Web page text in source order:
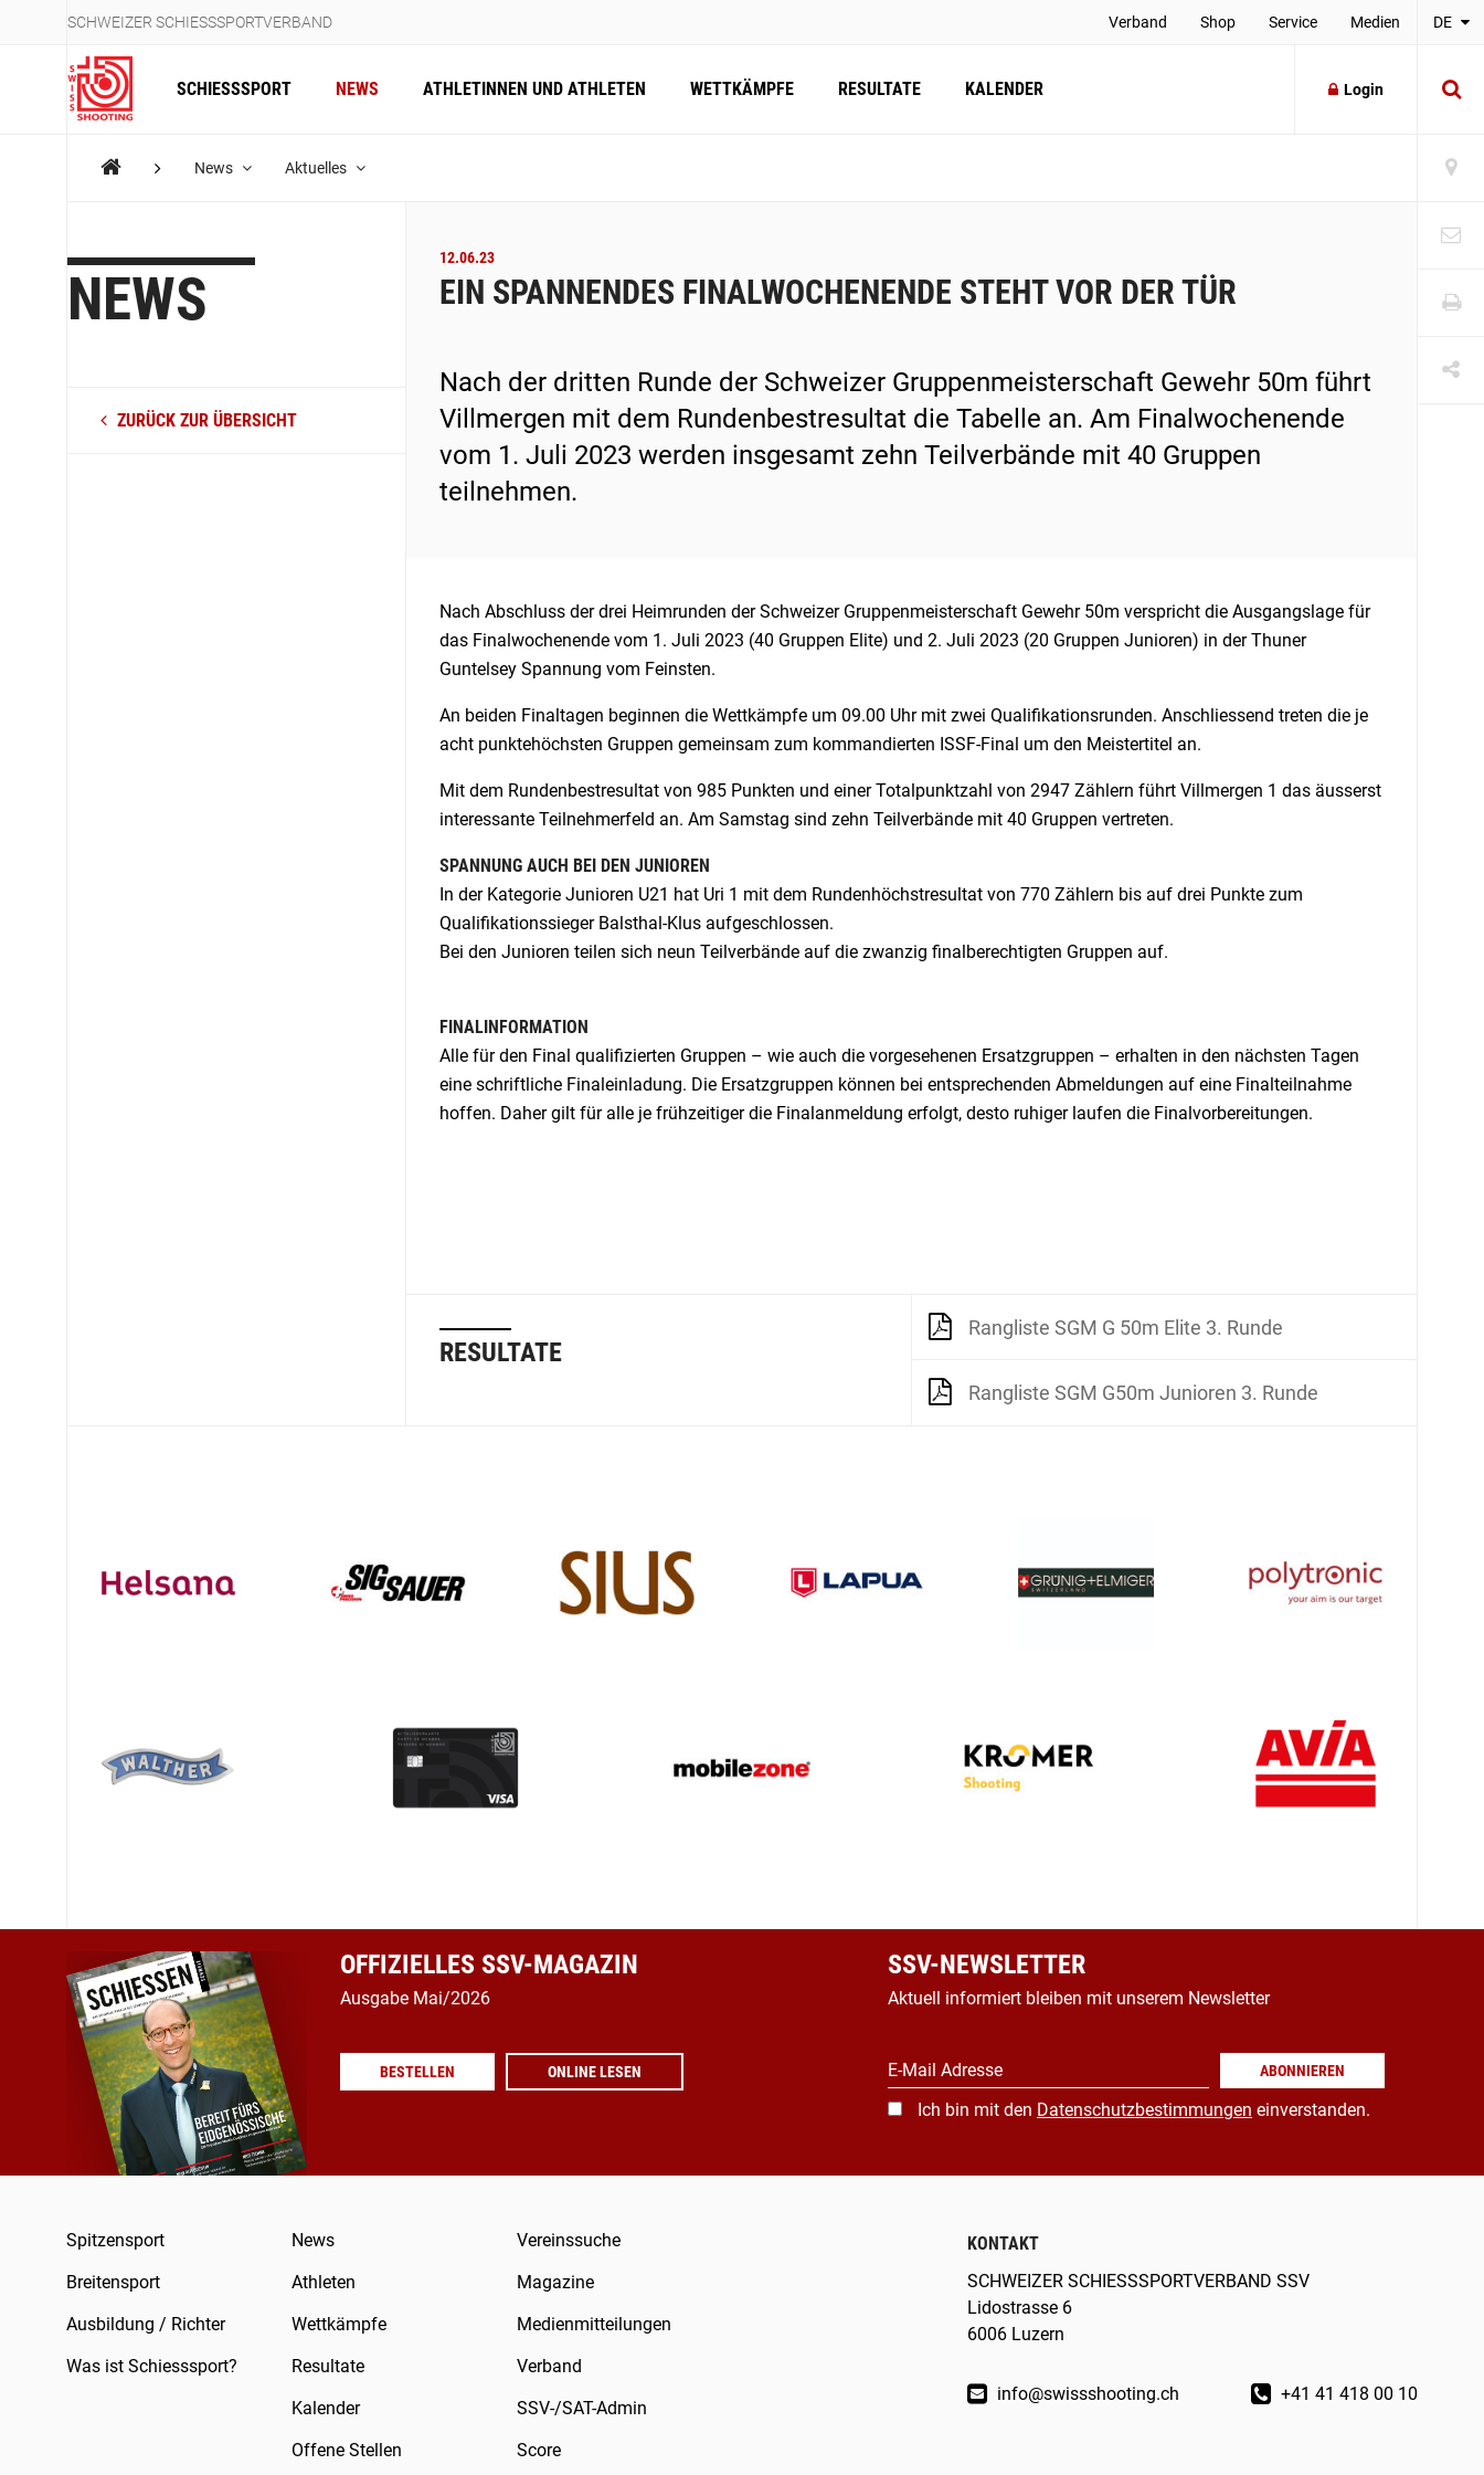
SCHWEIZER SCHIESSSPORTVERBAND Verband Shop Service Medien DE
SCHIESSSPORT NEWS ATHLETINNEN UND ATHLETEN WETTKÄMPFE RESULTATE KALENDER Login
News Aktuelles
NEWS
ZURÜCK ZUR ÜBERSICHT
12.06.23
EIN SPANNENDES FINALWOCHENENDE STEHT VOR DER TÜR
Nach der dritten Runde der Schweizer Gruppenmeisterschaft Gewehr 50m führt
Villmergen mit dem Rundenbestresultat die Tabelle an. Am Finalwochenende
vom 1. Juli 2023 werden insgesamt zehn Teilverbände mit 40 Gruppen
teilnehmen.
Nach Abschluss der drei Heimrunden der Schweizer Gruppenmeisterschaft Gewehr 50m verspricht die Ausgangslage für
das Finalwochenende vom 1. Juli 2023 (40 Gruppen Elite) und 2. Juli 2023 (20 Gruppen Junioren) in der Thuner
Guntelsey Spannung vom Feinsten.
An beiden Finaltagen beginnen die Wettkämpfe um 09.00 Uhr mit zwei Qualifikationsrunden. Anschliessend treten die je
acht punktehöchsten Gruppen gemeinsam zum kommandierten ISSF-Final um den Meistertitel an.
Mit dem Rundenbestresultat von 985 Punkten und einer Totalpunktzahl von 2947 Zählern führt Villmergen 1 das äusserst
interessante Teilnehmerfeld an. Am Samstag sind zehn Teilverbände mit 40 Gruppen vertreten.
SPANNUNG AUCH BEI DEN JUNIOREN
In der Kategorie Junioren U21 hat Uri 1 mit dem Rundenhöchstresultat von 770 Zählern bis auf drei Punkte zum
Qualifikationssieger Balsthal-Klus aufgeschlossen.
Bei den Junioren teilen sich neun Teilverbände auf die zwanzig finalberechtigten Gruppen auf.
FINALINFORMATION
Alle für den Final qualifizierten Gruppen – wie auch die vorgesehenen Ersatzgruppen – erhalten in den nächsten Tagen
eine schriftliche Finaleinladung. Die Ersatzgruppen können bei entsprechenden Abmeldungen auf eine Finalteilnahme
hoffen. Daher gilt für alle je frühzeitiger die Finalanmeldung erfolgt, desto ruhiger laufen die Finalvorbereitungen.
RESULTATE
Rangliste SGM G 50m Elite 3. Runde
Rangliste SGM G50m Junioren 3. Runde
OFFIZIELLES SSV-MAGAZIN
Ausgabe Mai/2026
BESTELLEN ONLINE LESEN
SSV-NEWSLETTER
Aktuell informiert bleiben mit unserem Newsletter
E-Mail Adresse ABONNIEREN
Ich bin mit den Datenschutzbestimmungen einverstanden.
Spitzensport
Breitensport
Ausbildung / Richter
Was ist Schiesssport?
News
Athleten
Wettkämpfe
Resultate
Kalender
Offene Stellen
Vereinssuche
Magazine
Medienmitteilungen
Verband
SSV-/SAT-Admin
Score
KONTAKT
SCHWEIZER SCHIESSSPORTVERBAND SSV
Lidostrasse 6
6006 Luzern
info@swissshooting.ch +41 41 418 00 10